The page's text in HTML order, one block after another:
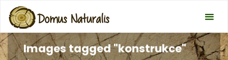
Images tagged "konstrukce"